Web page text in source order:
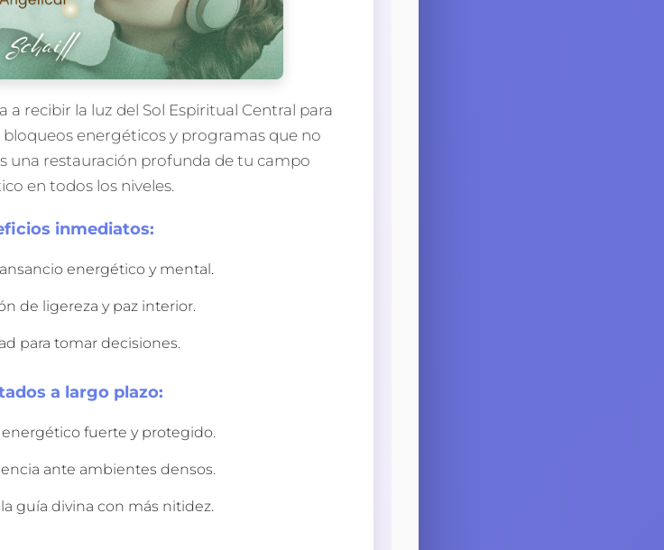
a recibir la luz del Sol Espiritual Central para
energéticos y programas que no
una restauración profunda de tu campo
en todos los niveles.
inmediatos:
energético y mental.
de ligereza y paz interior.
para tomar decisiones.
a largo plazo:
fuerte y protegido.
ante ambientes densos.
guía divina con más nitidez.